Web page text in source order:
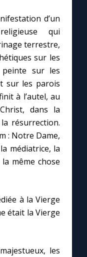
d’un
qui
terrestre,
sur les
sur les
sur les parois
à l’autel, au
dans la
résurrection.
: Notre Dame,
médiatrice, la
même chose
à la Vierge
était la Vierge
les